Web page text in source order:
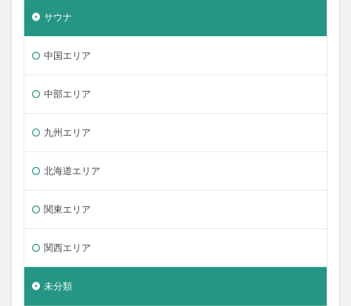
サウナ
中国エリア
中部エリア
九州エリア
北海道エリア
関東エリア
関西エリア
未分類